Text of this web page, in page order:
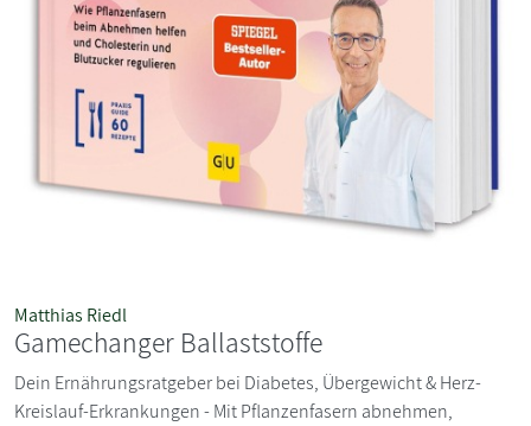
Matthias Riedl
Gamechanger Ballaststoffe
Dein Ernährungsratgeber bei Diabetes, Übergewicht & Herz-
Kreislauf-Erkrankungen - Mit Pflanzenfasern abnehmen,